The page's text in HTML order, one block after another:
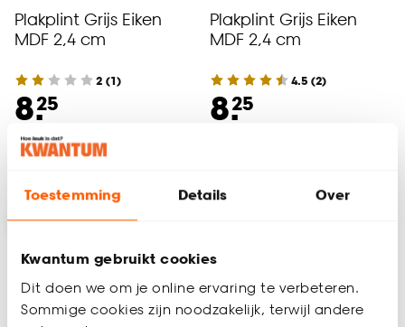
Toestemming Details Over
Kwantum gebruikt cookies
Dit doen we om je online ervaring te verbeteren.
Sommige cookies zijn noodzakelijk, terwijl andere
Plakplint Grijs Eiken
MDF 2,4 cm
2 (1)
8.25
Plakplint Grijs Eiken
MDF 2,4 cm
4.5 (2)
8.25